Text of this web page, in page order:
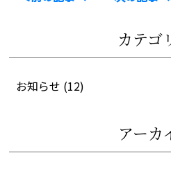
カテゴ
お知らせ (12)
アーカ